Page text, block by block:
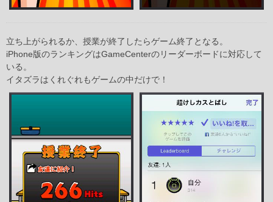
立ち上がられるか、授業が終了したらゲーム終了となる。
iPhone版のランキングはGameCenterのリーダーボードに対応して
いる。
イタズラはくれぐれもゲームの中だけで！